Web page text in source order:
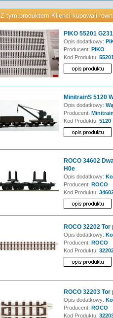
Z tym produktem Klienci kupowali
PIKO 55201
Opis dodatkowy:
Producent: PIKO
Kod Produktu:
MinitrainS 5120
Opis dodatkowy:
Producent:
Kod Produktu: 5120
ROCO 34602
H0e
Opis dodatkowy:
Producent: ROCO
Kod Produktu:
ROCO 32202
Opis dodatkowy:
Producent: ROCO
Kod Produktu:
ROCO 32203
Opis dodatkowy:
Producent: ROCO
Kod Produktu: